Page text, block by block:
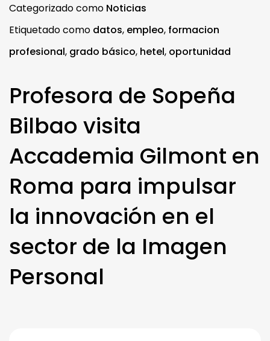
Categorizado como Noticias
Etiquetado como datos, empleo, formacion
profesional, grado básico, hetel, oportunidad
Profesora de Sopeña
Bilbao visita
Accademia Gilmont en
Roma para impulsar
la innovación en el
sector de la Imagen
Personal